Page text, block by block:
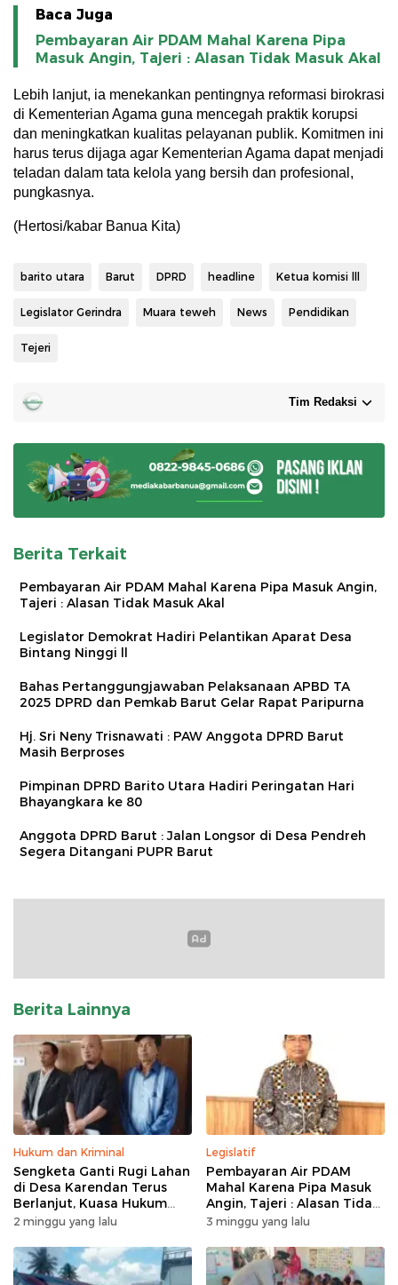
Baca Juga
Pembayaran Air PDAM Mahal Karena Pipa
Masuk Angin, Tajeri : Alasan Tidak Masuk Akal
Lebih lanjut, ia menekankan pentingnya reformasi birokrasi
di Kementerian Agama guna mencegah praktik korupsi
dan meningkatkan kualitas pelayanan publik. Komitmen ini
harus terus dijaga agar Kementerian Agama dapat menjadi
teladan dalam tata kelola yang bersih dan profesional,
pungkasnya.
(Hertosi/kabar Banua Kita)
barito utara Barut DPRD headline Ketua komisi lll
Legislator Gerindra Muara teweh News Pendidikan
Tejeri
Tim Redaksi
Berita Terkait
Pembayaran Air PDAM Mahal Karena Pipa Masuk Angin,
Tajeri : Alasan Tidak Masuk Akal
Legislator Demokrat Hadiri Pelantikan Aparat Desa
Bintang Ninggi ll
Bahas Pertanggungjawaban Pelaksanaan APBD TA
2025 DPRD dan Pemkab Barut Gelar Rapat Paripurna
Hj. Sri Neny Trisnawati : PAW Anggota DPRD Barut
Masih Berproses
Pimpinan DPRD Barito Utara Hadiri Peringatan Hari
Bhayangkara ke 80
Anggota DPRD Barut : Jalan Longsor di Desa Pendreh
Segera Ditangani PUPR Barut
Berita Lainnya
Hukum dan Kriminal
Sengketa Ganti Rugi Lahan
di Desa Karendan Terus
Berlanjut, Kuasa Hukum
Ajukan Kasasi
2 minggu yang lalu
Legislatif
Pembayaran Air PDAM
Mahal Karena Pipa Masuk
Angin, Tajeri : Alasan Tidak
Masuk Akal
3 minggu yang lalu